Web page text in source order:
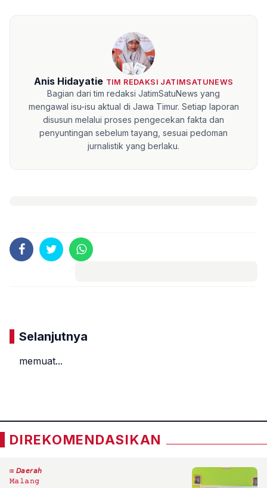
Anis Hidayatie TIM REDAKSI JATIMSATUNEWS
Bagian dari tim redaksi JatimSatuNews yang
mengawal isu-isu aktual di Jawa Timur. Setiap laporan
disusun melalui proses pengecekan fakta dan
penyuntingan sebelum tayang, sesuai pedoman
jurnalistik yang berlaku.
Selanjutnya
memuat...
DIREKOMENDASIKAN
𝘋𝘢𝘦𝘳𝘢𝘩
𝙼𝚊𝚕𝚊𝚗𝚐